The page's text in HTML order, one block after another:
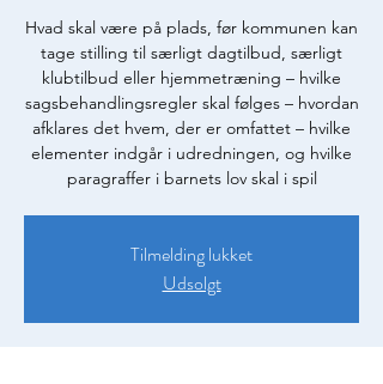
Hvad skal være på plads, før kommunen kan
tage stilling til særligt dagtilbud, særligt
klubtilbud eller hjemmetræning – hvilke
sagsbehandlingsregler skal følges – hvordan
afklares det hvem, der er omfattet – hvilke
elementer indgår i udredningen, og hvilke
paragraffer i barnets lov skal i spil
Tilmelding lukket
Udsolgt